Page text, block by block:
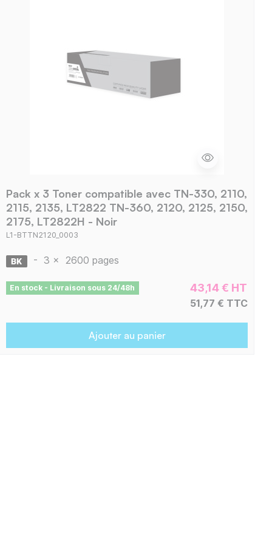
Pack x 3 Toner compatible avec TN-330, 2110,
2115, 2135, LT2822 TN-360, 2120, 2125, 2150,
2175, LT2822H - Noir
L1-BTTN2120_0003
- 3 x 2600 pages
En stock - Livraison sous 24/48h 43,14 € HT
51,77 € TTC
Ajouter au panier